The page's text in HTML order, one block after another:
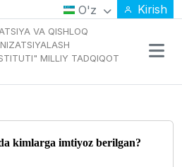
O'z Kirish
VA QISHLOQ
MILLIY TADQIQOT
kimlarga imtiyoz berilgan?